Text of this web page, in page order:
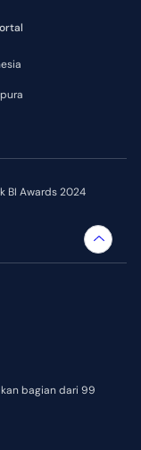
BI Awards 2024
bagian dari 99